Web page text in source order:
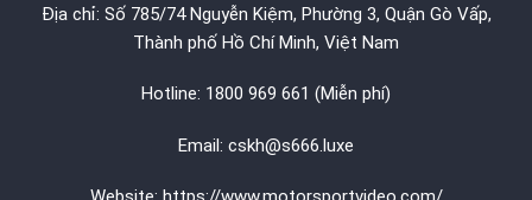
Địa chỉ: Số 785/74 Nguyễn Kiệm, Phường 3, Quận Gò Vấp,
Thành phố Hồ Chí Minh, Việt Nam
Hotline: 1800 969 661 (Miễn phí)
Email: cskh@s666.luxe